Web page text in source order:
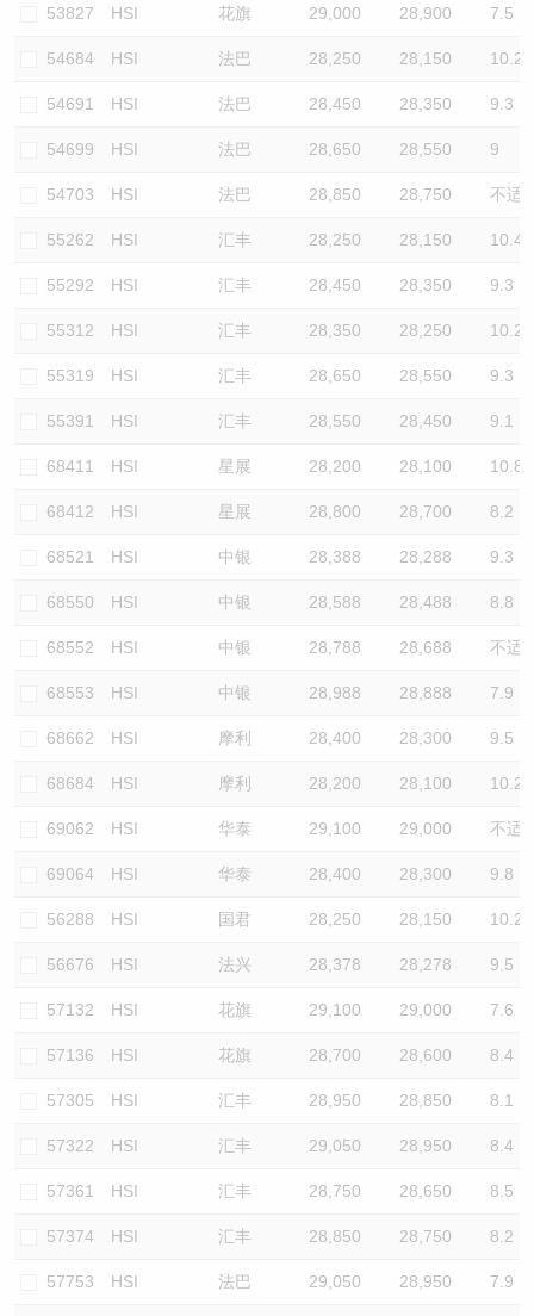
53827 HSI 花旗 29,000 28,900 7.5
54684 HSI 法巴 28,250 28,150 10.2
54691 HSI 法巴 28,450 28,350 9.3
54699 HSI 法巴 28,650 28,550 9
54703 HSI 法巴 28,850 28,750 不适
55262 HSI 汇丰 28,250 28,150 10.4
55292 HSI 汇丰 28,450 28,350 9.3
55312 HSI 汇丰 28,350 28,250 10.2
55319 HSI 汇丰 28,650 28,550 9.3
55391 HSI 汇丰 28,550 28,450 9.1
68411 HSI 星展 28,200 28,100 10.8
68412 HSI 星展 28,800 28,700 8.2
68521 HSI 中银 28,388 28,288 9.3
68550 HSI 中银 28,588 28,488 8.8
68552 HSI 中银 28,788 28,688 不适
68553 HSI 中银 28,988 28,888 7.9
68662 HSI 摩利 28,400 28,300 9.5
68684 HSI 摩利 28,200 28,100 10.2
69062 HSI 华泰 29,100 29,000 不适
69064 HSI 华泰 28,400 28,300 9.8
56288 HSI 国君 28,250 28,150 10.2
56676 HSI 法兴 28,378 28,278 9.5
57132 HSI 花旗 29,100 29,000 7.6
57136 HSI 花旗 28,700 28,600 8.4
57305 HSI 汇丰 28,950 28,850 8.1
57322 HSI 汇丰 29,050 28,950 8.4
57361 HSI 汇丰 28,750 28,650 8.5
57374 HSI 汇丰 28,850 28,750 8.2
57753 HSI 法巴 29,050 28,950 7.9